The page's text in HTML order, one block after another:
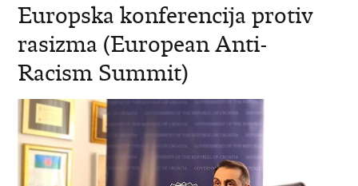
Europska konferencija protiv
rasizma (European Anti-
Racism Summit)